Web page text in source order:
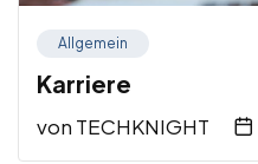
Allgemein
Karriere
von TECHKNIGHT